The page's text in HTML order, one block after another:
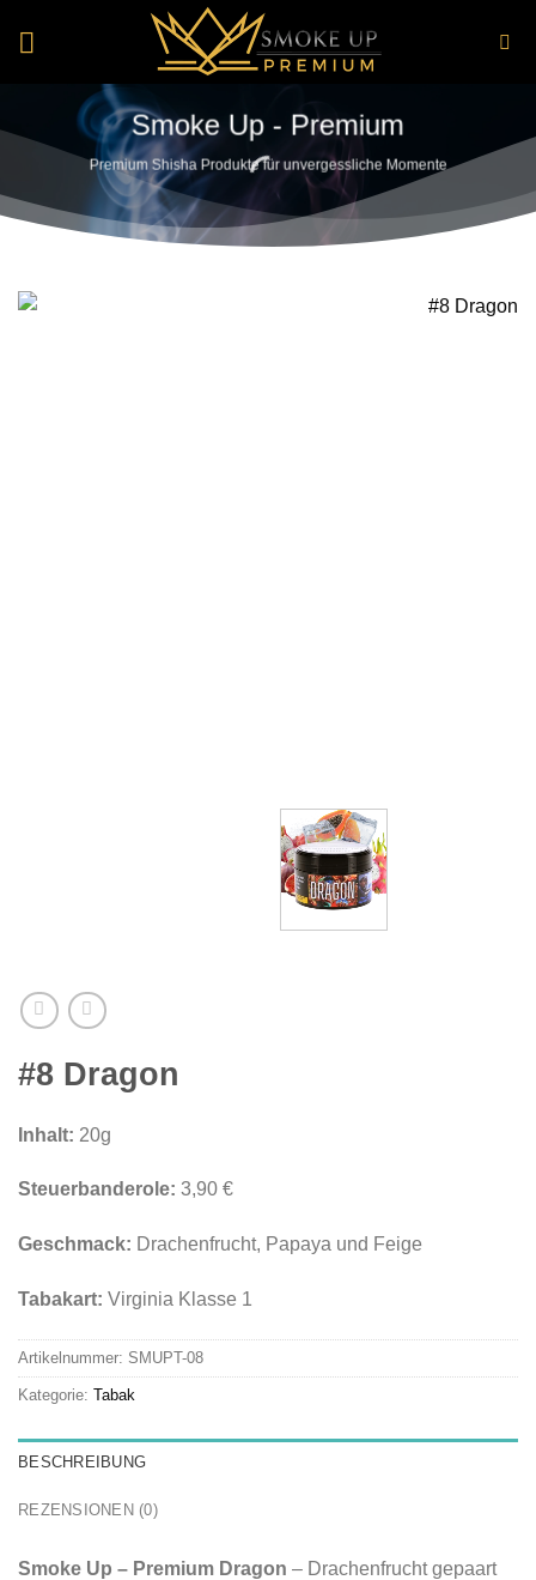
Smoke Up - Premium
Premium Shisha Produkte für unvergessliche Momente
#8 Dragon
Inhalt: 20g
Steuerbanderole: 3,90 €
Geschmack: Drachenfrucht, Papaya und Feige
Tabakart: Virginia Klasse 1
Artikelnummer: SMUPT-08
Kategorie: Tabak
BESCHREIBUNG
REZENSIONEN (0)
Smoke Up – Premium Dragon – Drachenfrucht gepaart